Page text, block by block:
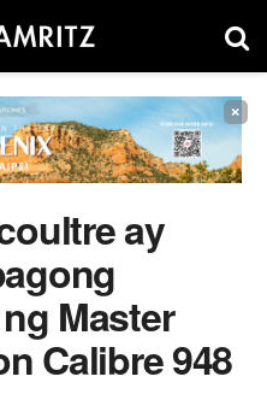
×
ay
Master
Calibre 948